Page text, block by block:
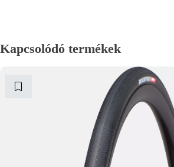
Kapcsolódó termékek